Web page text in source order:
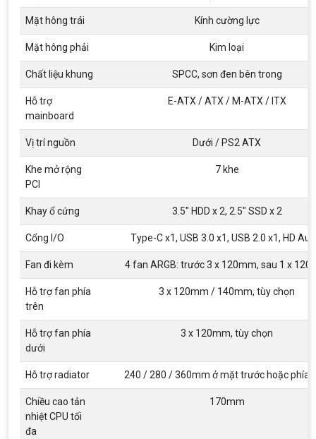
Mặt hông trái Kính cường lực
Mặt hông phải Kim loại
Chất liệu khung SPCC, sơn đen bên trong
Hỗ trợ
mainboard
E-ATX / ATX / M-ATX / ITX
Vị trí nguồn Dưới / PS2 ATX
Khe mở rộng
PCI
7 khe
Khay ổ cứng 3.5" HDD x 2, 2.5" SSD x 2
Cổng I/O Type-C x1, USB 3.0 x1, USB 2.0 x1, HD
Fan đi kèm 4 fan ARGB: trước 3 x 120mm, sau 1 x
Hỗ trợ fan phía
trên
3 x 120mm / 140mm, tùy chọn
Hỗ trợ fan phía
dưới
3 x 120mm, tùy chọn
Hỗ trợ radiator 240 / 280 / 360mm ở mặt trước hoặc phía
Chiều cao tản
nhiệt CPU tối
đa
170mm
Top 18 tựa game PC huyền thoại gắn liền
với tuổi thơ của game thủ Việt vào những
năm 2000
Top 18 tựa game PC huyền thoại gắn liền với tuổi
thơ của game thủ Việt vào những năm 2000
Hãng ASRock Công Bố 2 dòng Card Đồ
Họa AMD Radeon™ RX 6600 XT
Radeon™ RX 6600 XT Cung Cấp Hiệu Suất Chơi
Game 1080p Tối Ưu
Nên Hay Không Dùng Tivi Thay Cho Màn
Hình Máy Tính?
Nhiều người dùng băn khoăn trong việc có nên sử
dụng tivi để làm màn hình máy tính hay không? Vì